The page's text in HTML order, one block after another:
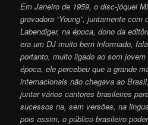
Em Janeiro de 1959, o disc-jóquei
gravadora “Young”, juntamente com
Labendiger, na época, dono da
era um DJ muito bem informado,
portanto, muito ligado ao som
época, ele percebeu que a grande
internacionais não chegava ao
juntar vários cantores brasileiros
sucessos na, sem versões, na
pois assim, o público brasileiro